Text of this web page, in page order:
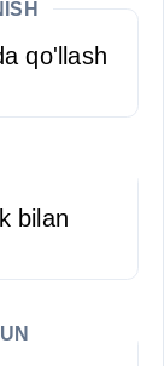
qo'llash
bilan